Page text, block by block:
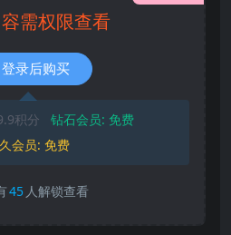
需权限查看
登录后购买
积分 钻石会员: 免费
会员: 免费
45 人解锁查看